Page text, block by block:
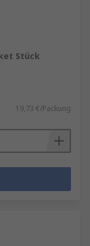
Stück
19,73 €/Packung